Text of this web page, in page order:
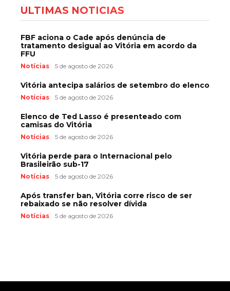
ÚLTIMAS NOTÍCIAS
FBF aciona o Cade após denúncia de
tratamento desigual ao Vitória em acordo da
FFU
Notícias 5 de agosto de 2026
Vitória antecipa salários de setembro do elenco
Notícias 5 de agosto de 2026
Elenco de Ted Lasso é presenteado com
camisas do Vitória
Notícias 5 de agosto de 2026
Vitória perde para o Internacional pelo
Brasileirão sub-17
Notícias 5 de agosto de 2026
Após transfer ban, Vitória corre risco de ser
rebaixado se não resolver dívida
Notícias 5 de agosto de 2026